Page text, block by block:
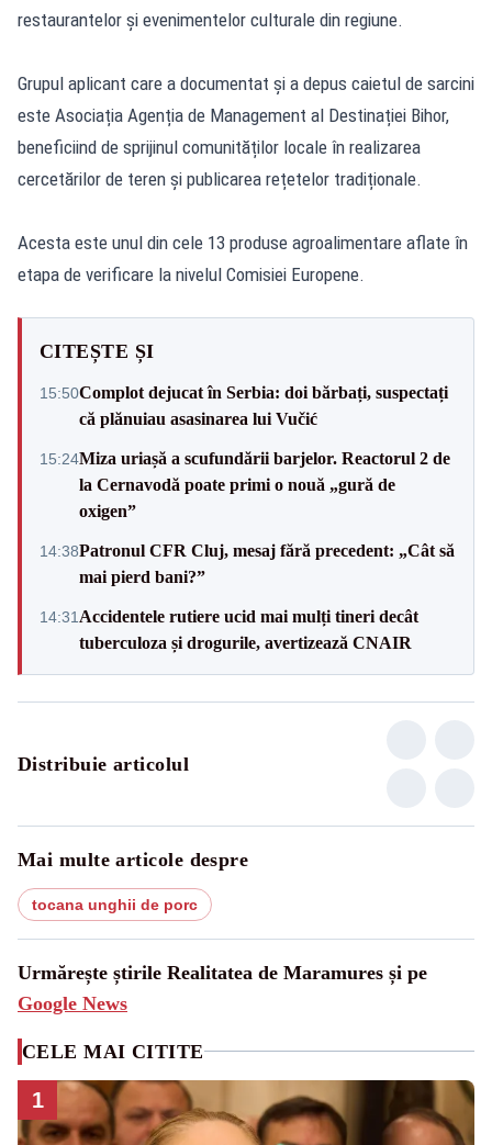
restaurantelor și evenimentelor culturale din regiune.
Grupul aplicant care a documentat și a depus caietul de sarcini
este Asociația Agenția de Management al Destinației Bihor,
beneficiind de sprijinul comunităților locale în realizarea
cercetărilor de teren și publicarea rețetelor tradiționale.
Acesta este unul din cele 13 produse agroalimentare aflate în
etapa de verificare la nivelul Comisiei Europene.
CITEȘTE ȘI
15:50Complot dejucat în Serbia: doi bărbați, suspectați
că plănuiau asasinarea lui Vučić
15:24Miza uriașă a scufundării barjelor. Reactorul 2 de
la Cernavodă poate primi o nouă „gură de
oxigen”
14:38Patronul CFR Cluj, mesaj fără precedent: „Cât să
mai pierd bani?”
14:31 Accidentele rutiere ucid mai mulți tineri decât
tuberculoza și drogurile, avertizează CNAIR
Distribuie articolul
Mai multe articole despre
tocana unghii de porc
Urmărește știrile Realitatea de Maramures și pe
Google News
CELE MAI CITITE
1